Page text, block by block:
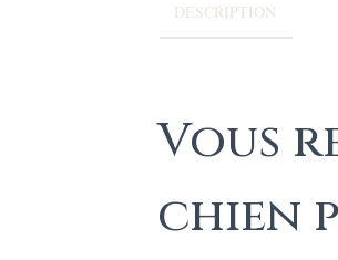
DESCRIPTION
Vous
chien